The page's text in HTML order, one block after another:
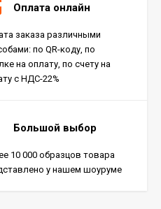
клей Kesto Eco 2 K-PU 6 кг
Оплата онлайн
заказа различными
по QR-коду, по
на оплату, по счету на
с НДС-22%
Большой выбор
10 000 образцов товара
у нашем шоуруме